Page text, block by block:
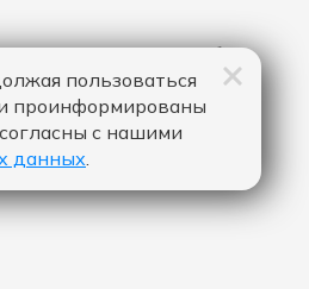
пользоваться
проинформированы
с нашими
данных.